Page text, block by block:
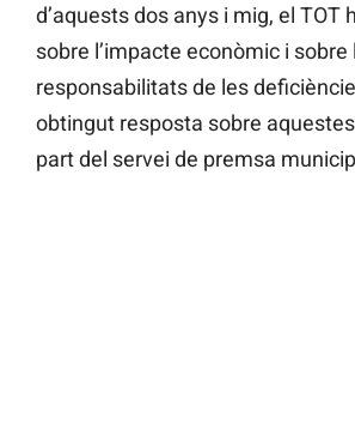
d’aquests dos anys i mig, el TOT
sobre l’impacte econòmic i sobre
responsabilitats de les
obtingut resposta sobre
part del servei de premsa